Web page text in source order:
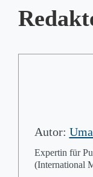
Autor:
Expertin für
(International